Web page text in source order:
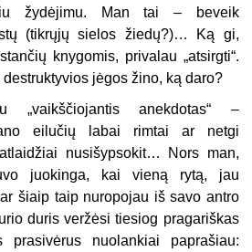
žydėjimu. Man tai – beveik
(tikrųjų sielos žiedų?)… Ką gi,
knygomis, privalau „atsirgti“.
jėgos žino, ką daro?
„vaikščiojantis anekdotas“ –
eilučių labai rimtai ar netgi
nusišypsokit… Nors man,
juokinga, kai vieną rytą, jau
šiaip taip nuropojau iš savo antro
duris veržėsi tiesiog pragariškas
prasivėrus nuolankiai paprašiau: